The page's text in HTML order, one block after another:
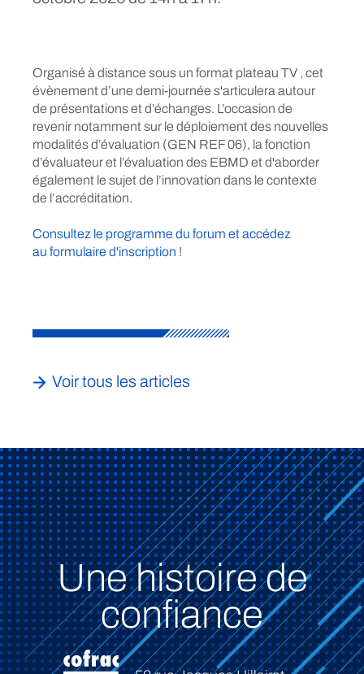
Organisé à distance sous un format plateau TV , cet
évènement d’une demi-journée s'articulera autour
de présentations et d’échanges. L’occasion de
revenir notamment sur le déploiement des nouvelles
modalités d’évaluation (GEN REF 06), la fonction
d’évaluateur et l’évaluation des EBMD et d'aborder
également le sujet de l’innovation dans le contexte
de l’accréditation.
Consultez le programme du forum et accédez
au formulaire d'inscription !
Voir tous les articles
Une histoire de
confiance